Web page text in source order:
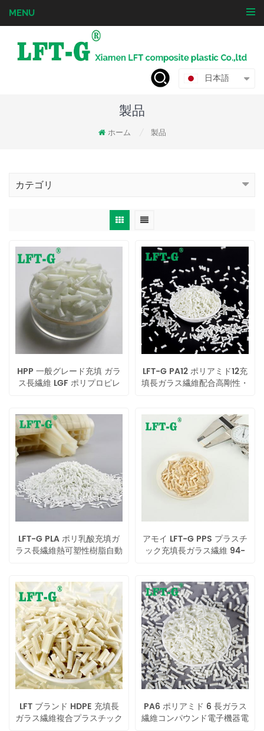
MENU
日本語
製品
ホーム 製品
カテゴリ
HPP 一般グレード充填 ガラ
ス長繊維 LGF ポリプロピレ
LFT-G PA12 ポリアミド12充
填長ガラス繊維配合高剛性・
LFT-G PLA ポリ乳酸充填ガ
ラス長繊維熱可塑性樹脂自動
アモイ LFT-G PPS プラスチ
ック充填長ガラス繊維 94-
LFT ブランド HDPE 充填長
ガラス繊維複合プラスチック
PA6 ポリアミド 6 長ガラス
繊維コンパウンド電子機器電